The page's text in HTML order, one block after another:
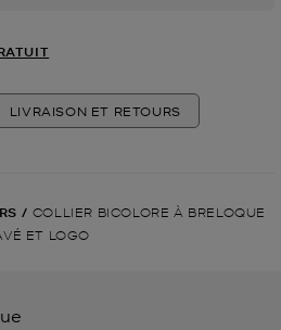
LIVRAISON ET RETOURS
/ COLLIER BICOLORE À BRELOQUE
ET LOGO